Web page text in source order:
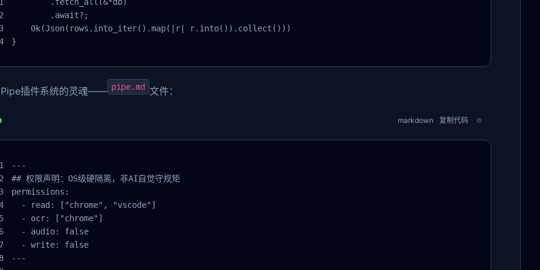
        .await?;
    Ok(Json(rows.into_iter().map(|r| r.into()).collect()))
}
Pipe插件系统的灵魂—— pipe.md 文件：
markdown 复制代码
---
## 权限声明：OS级硬隔离，非AI自觉守规矩
permissions:
  - read: ["chrome", "vscode"]
  - ocr: ["chrome"]
  - audio: false
  - write: false
---